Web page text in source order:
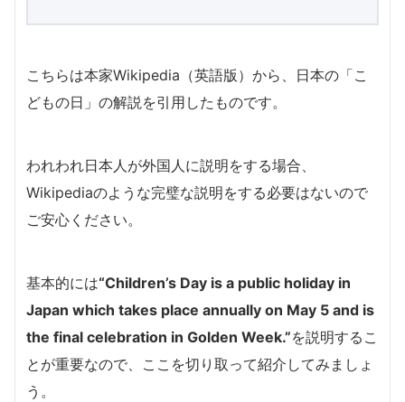
こちらは本家Wikipedia（英語版）から、日本の「こ
どもの日」の解説を引用したものです。
われわれ日本人が外国人に説明をする場合、
Wikipediaのような完璧な説明をする必要はないので
ご安心ください。
基本的には“Children’s Day is a public holiday in
Japan which takes place annually on May 5 and is
the final celebration in Golden Week.”を説明するこ
とが重要なので、ここを切り取って紹介してみましょ
う。